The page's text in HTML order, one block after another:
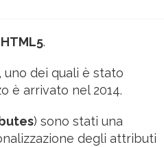
.
dei quali è stato
è arrivato nel 2014.
) sono stati una
degli attributi